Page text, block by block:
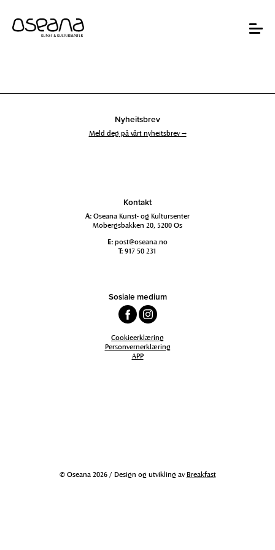
innhold
navigasjon
Toggle
Nyheitsbrev
Meld deg på vårt nyheitsbrev →
Kontakt
A: Oseana Kunst- og Kultursenter
Mobergsbakken 20, 5200 Os
E: post@oseana.no
T: 917 50 231
Sosiale medium
Cookieerklæring
Personvernerklæring
APP
© Oseana 2026 / Design og utvikling avBreakfast